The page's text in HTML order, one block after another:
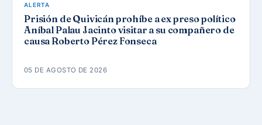
ALERTA
Prisión de Quivicán prohíbe a ex preso político
Aníbal Palau Jacinto visitar a su compañero de
causa Roberto Pérez Fonseca
05 DE AGOSTO DE 2026